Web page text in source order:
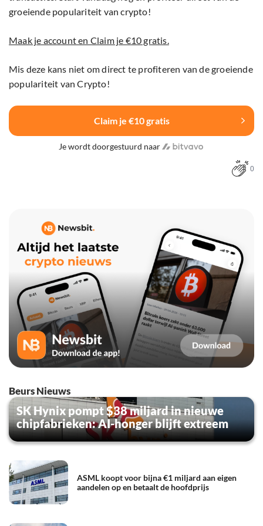
groeiende populariteit van crypto!
Maak je account en Claim je €10 gratis.
Mis deze kans niet om direct te profiteren van de groeiende
populariteit van Crypto!
Claim je €10 gratis
Je wordt doorgestuurd naar
0
Beurs Nieuws
SK Hynix pompt $38 miljard in nieuwe
chipfabrieken: AI-honger blijft extreem
ASML koopt voor bijna €1 miljard aan eigen
aandelen op en betaalt de hoofdprijs